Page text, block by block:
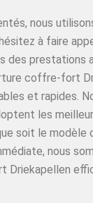
nous
à faire
des prestations
coffre-fort
et rapides.
les
soit le modèle
nous
Driekapellen